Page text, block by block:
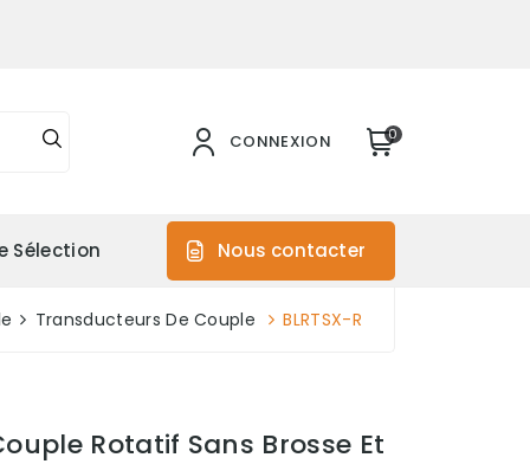
CONNEXION 0
Sélection Nous contacter
Transducteurs De Couple BLRTSX-R
Rotatif Sans Brosse Et